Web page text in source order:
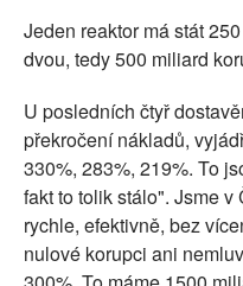
Jeden reaktor má stát
dvou, tedy 500 miliard
U posledních čtyř
překročení nákladů,
330%, 283%, 219%. To
fakt to tolik stálo". Jsme
rychle, efektivně, bez
nulové korupci ani